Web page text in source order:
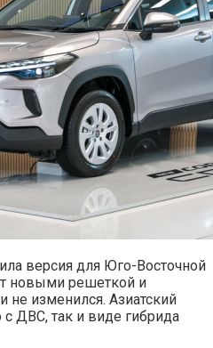
версия для Юго-Восточной
новыми решеткой и
не изменился. Азиатский
с ДВС, так и виде гибрида